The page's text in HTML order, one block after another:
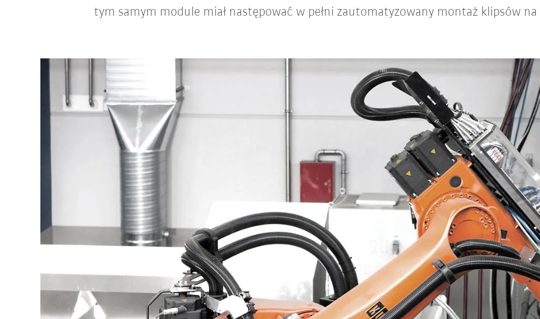
tym samym module miał następować w pełni zautomatyzowany montaż klipsów